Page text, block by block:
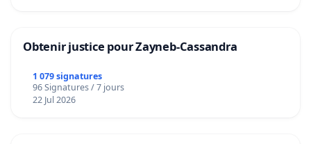
Obtenir justice pour Zayneb-Cassandra
1 079 signatures
96 Signatures / 7 jours
22 Jul 2026